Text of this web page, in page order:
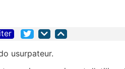
usurpateur.